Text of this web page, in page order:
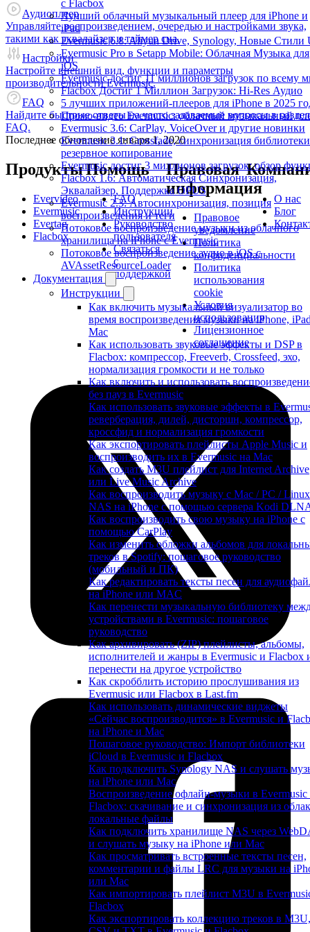
с Flacbox
Лучший облачный музыкальный плеер для iPhone и
iPad
Evermusic 6.8: Aliyun Drive, Synology, Новые Стили
Evermusic Pro в Setapp Mobile: Облачная Музыка для
iOS
Evermusic достиг 11 миллионов загрузок по всему
Flacbox Достиг 1 Миллион Загрузок: Hi-Res Аудио
5 лучших приложений-плееров для iPhone в 2025
Промо-видео Evermusic: облачный музыкальный
Evermusic 3.6: CarPlay, VoiceOver и другие новинки
Evermusic 3.1: Crossfade, синхронизация
резервное копирование
Evermusic достиг 3 миллионов загрузок: обзор
Flacbox 1.6: Автоматическая Синхронизация,
Эквалайзер, Поддержка OPUS
Evermusic 2.3: Автосинхронизация, позиция
воспроизведения и теги
Потоковое воспроизведение музыки из облачного
хранилища на iPhone с Evermusic
Потоковое воспроизведение аудио в iOS с
AVAssetResourceLoader
Документация
Инструкции
Как включить музыкальный визуализатор во
время воспроизведения музыки на iPhone,
Mac
Как использовать звуковые эффекты и DSP в
Flacbox: компрессор, Freeverb, Crossfeed, эхо,
нормализация громкости и не только
Как включить и использовать
без пауз в Evermusic
Как использовать звуковые эффекты в
реверберация, дилей, дисторшн, компрессор,
кроссфид и нормализация громкости
Как экспортировать плейлисты Apple Music и
воспроизводить их в Evermusic на Mac
Как создать M3U плейлист для Internet Archive
или Live Music Archive
Как воспроизводить музыку с Mac / PC /
NAS на iPhone с помощью сервера Kodi
Как воспроизводить свою музыку на iPhone с
помощью CarPlay
Как изменить обложки альбомов для
треков в Spotify: пошаговое руководство
(мобильный и ПК)
Как редактировать тексты песен для
на iPhone или MAC
Как перенести музыкальную библиотеку
устройствами в Evermusic: пошаговое
руководство
Как архивировать (ZIP) плейлисты, альбомы,
исполнителей и жанры в Evermusic и Flacbox
перенести на другое устройство
Как скробблить историю прослушивания из
Evermusic или Flacbox в Last.fm
Как использовать динамические виджеты
«Сейчас воспроизводится» в Evermusic и
на iPhone и Mac
Пошаговое руководство: Импорт библиотеки
iCloud в Evermusic и Flacbox
Как подключить Synology NAS и слушать
на iPhone или Mac
Воспроизведение офлайн-музыки в Evermusic
Flacbox: скачивание и синхронизация из
локальные файлы
Как подключить хранилище NAS через
и слушать музыку на iPhone или Mac
Как просматривать встроенные тексты песен,
комментарии и файлы LRC для музыки на
или Mac
Как импортировать плейлист M3U в
Flacbox
Как экспортировать коллекцию треков в M3U,
Аудиоплеер
Управляйте воспроизведением, очередью и настройками звука,
такими как эквалайзер и таймер сна.
Настройки
Настройте внешний вид, функции и параметры
производительности Evermusic.
FAQ
Найдите быстрые ответы на часто задаваемые вопросы в
FAQ.
Последнее обновлениеянваря 1, 2020
Продукты
Evervideo
Evermusic
Evertag
Flacbox
Помощь
FAQ
Инструкции
Руководство
пользователя
Связаться
с
поддержкой
Правовая
информация
Правовое
уведомление
Политика
конфиденциальности
Политика
использования
cookie
Условия
использования
Лицензионное
соглашение
О нас
Блог